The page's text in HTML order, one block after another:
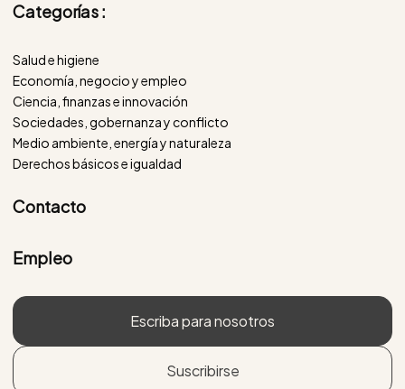
Categorías :
Salud e higiene
Economía, negocio y empleo
Ciencia, finanzas e innovación
Sociedades, gobernanza y conflicto
Medio ambiente, energía y naturaleza
Derechos básicos e igualdad
Contacto
Empleo
Escriba para nosotros
Suscribirse